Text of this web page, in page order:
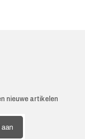
nieuwe artikelen